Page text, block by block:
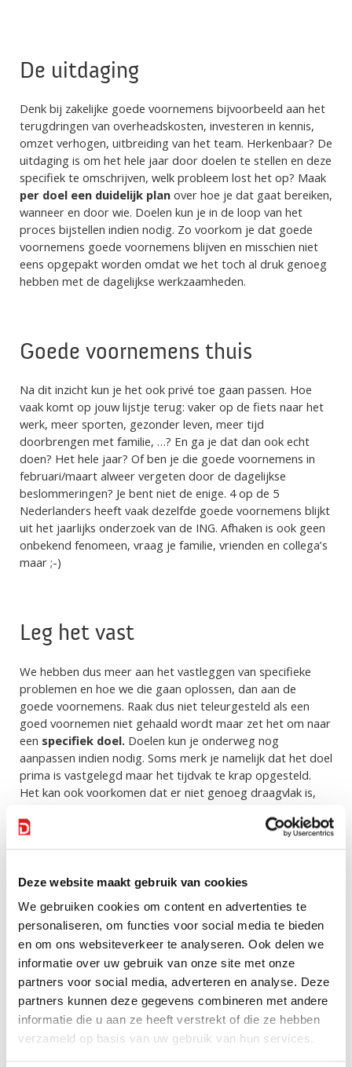
Deze website maakt gebruik van cookies
We gebruiken cookies om content en advertenties te
personaliseren, om functies voor social media te bieden
en om ons websiteverkeer te analyseren. Ook delen we
informatie over uw gebruik van onze site met onze
partners voor social media, adverteren en analyse. Deze
partners kunnen deze gegevens combineren met andere
informatie die u aan ze heeft verstrekt of die ze hebben
verzameld op basis van uw gebruik van hun services.
De uitdaging
Denk bij zakelijke goede voornemens bijvoorbeeld aan het
terugdringen van overheadskosten, investeren in kennis,
omzet verhogen, uitbreiding van het team. Herkenbaar? De
uitdaging is om het hele jaar door doelen te stellen en deze
specifiek te omschrijven, welk probleem lost het op? Maak
per doel een duidelijk planover hoe je dat gaat bereiken,
wanneer en door wie. Doelen kun je in de loop van het
proces bijstellen indien nodig. Zo voorkom je dat goede
voornemens goede voornemens blijven en misschien niet
eens opgepakt worden omdat we het toch al druk genoeg
hebben met de dagelijkse werkzaamheden.
Goede voornemens thuis
Na dit inzicht kun je het ook privé toe gaan passen. Hoe
vaak komt op jouw lijstje terug: vaker op de fiets naar het
werk, meer sporten, gezonder leven, meer tijd
doorbrengen met familie, …? En ga je dat dan ook echt
doen? Het hele jaar? Of ben je die goede voornemens in
februari/maart alweer vergeten door de dagelijkse
beslommeringen? Je bent niet de enige. 4 op de 5
Nederlanders heeft vaak dezelfde goede voornemens blijkt
uit het jaarlijks onderzoek van de ING. Afhaken is ook geen
onbekend fenomeen, vraag je familie, vrienden en collega’s
maar ;-)
Leg het vast
We hebben dus meer aan het vastleggen van specifieke
problemen en hoe we die gaan oplossen, dan aan de
goede voornemens. Raak dus niet teleurgesteld als een
goed voornemen niet gehaald wordt maar zet het om naar
een specifiek doel.Doelen kun je onderweg nog
aanpassen indien nodig. Soms merk je namelijk dat het doel
prima is vastgelegd maar het tijdvak te krap opgesteld.
Het kan ook voorkomen dat er niet genoeg draagvlak is,
planning realistisch.
Reflectie
Wat we bij Docufiller aan het eind van het jaar extra doen,
is terugblikken. Hoe staat het met onze doelen? Zijn we
tevreden waar we nu staan? Moet er iets anders? Die frisse
inzichten gebruiken we dan in het nieuwe jaar. Zodat we
weereen frisse start maken en alle neuzen dezelfde kant
op wijzen. Successen, groot of klein, worden ook door het
jaar heen gevierd en gedeeld, waardoor we allemaal